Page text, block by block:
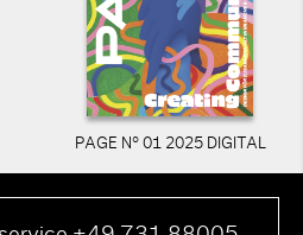
PAGE N° 01 2025 DIGITAL